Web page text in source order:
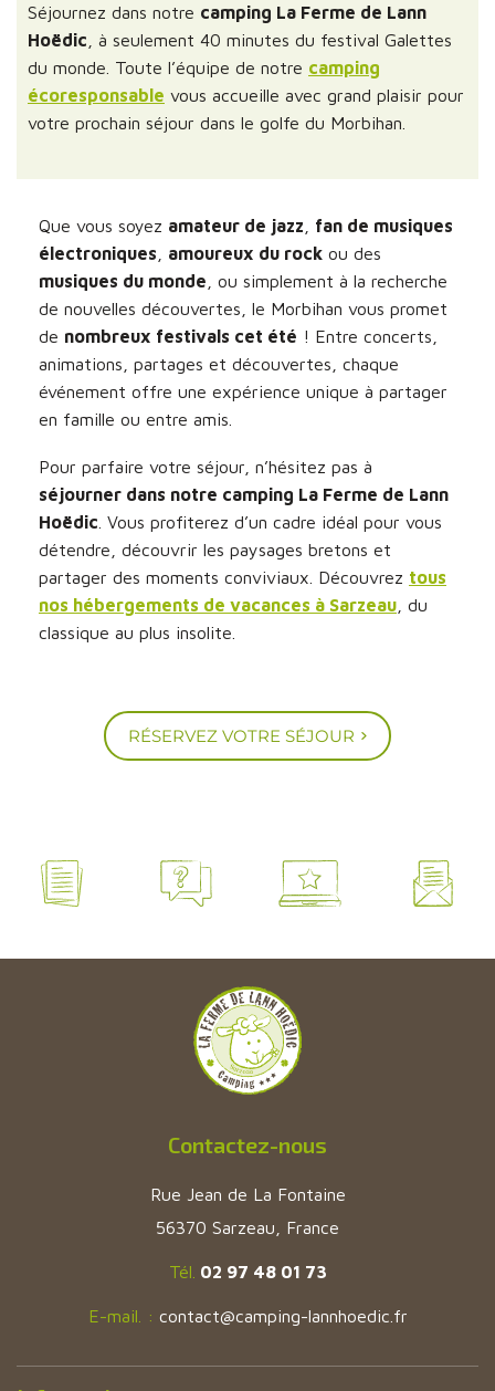
Séjournez dans notre camping La Ferme de Lann
Hoëdic , à seulement 40 minutes du festival Galettes
du monde. Toute l’équipe de notre camping
écoresponsable vous accueille avec grand plaisir pour
votre prochain séjour dans le golfe du Morbihan.
Que vous soyez amateur de jazz
fan de musiques
électroniques
amoureux du rockou des
musiques du monde , ou simplement à la recherche
de nouvelles découvertes, le Morbihan vous promet
de nombreux festivals cet été ! Entre concerts,
animations, partages et découvertes, chaque
événement offre une expérience unique à partager
en famille ou entre amis.
Pour parfaire votre séjour, n’hésitez pas à
séjourner dans notre camping La Ferme de Lann
Hoëdic . Vous profiterez d’un cadre idéal pour vous
détendre, découvrir les paysages bretons et
partager des moments conviviaux. Découvrez tous
nos hébergements de vacances à Sarzeau, du
classique au plus insolite.
RÉSERVEZ VOTRE SÉJOUR
Contactez-nous
Rue Jean de La Fontaine
56370 Sarzeau, France
Tél. 02 97 48 01 73
E-mail. : contact@camping-lannhoedic.fr